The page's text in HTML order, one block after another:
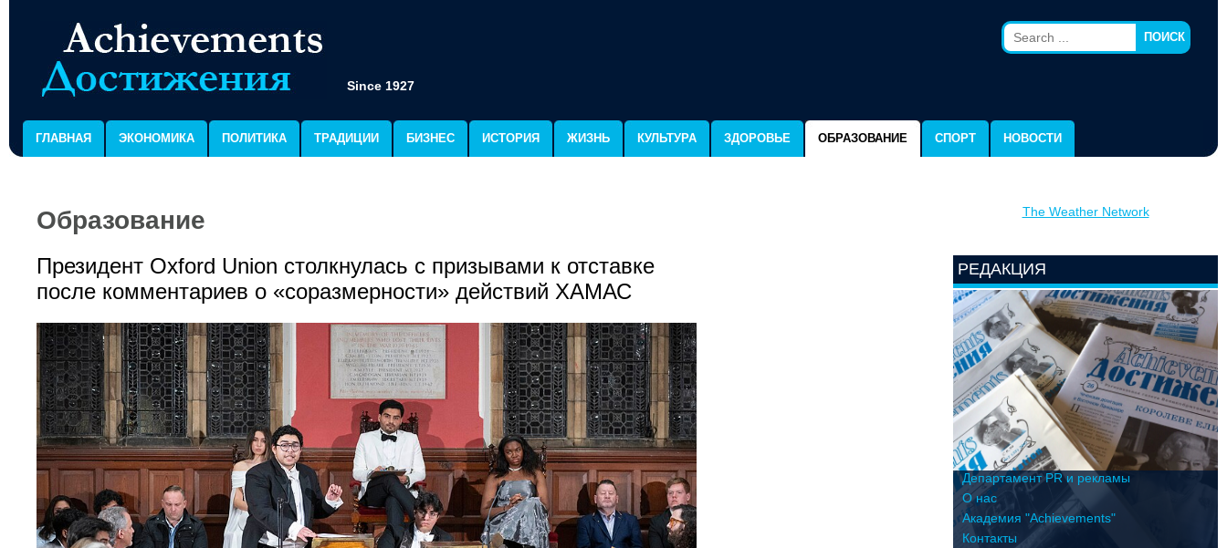
Since 1927
ПОИСК
ГЛАВНАЯ ЭКОНОМИКА ПОЛИТИКА ТРАДИЦИИ БИЗНЕС ИСТОРИЯ ЖИЗНЬ КУЛЬТУРА ЗДОРОВЬЕ ОБРАЗОВАНИЕ СПОРТ НОВОСТИ
Образование
Президент Oxford Union столкнулась с призывами к отставке
после комментариев о «соразмерности» действий ХАМАС
The Weather Network
РЕДАКЦИЯ
Департамент PR и рекламы
О нас
Академия "Achievements"
Контакты